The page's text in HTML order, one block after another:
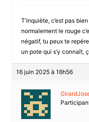
T’inquiète, c’est pas
normalement le rouge
négatif, tu peux te
un pote qui s’y connaît,
16 juin 2025 à 16h56